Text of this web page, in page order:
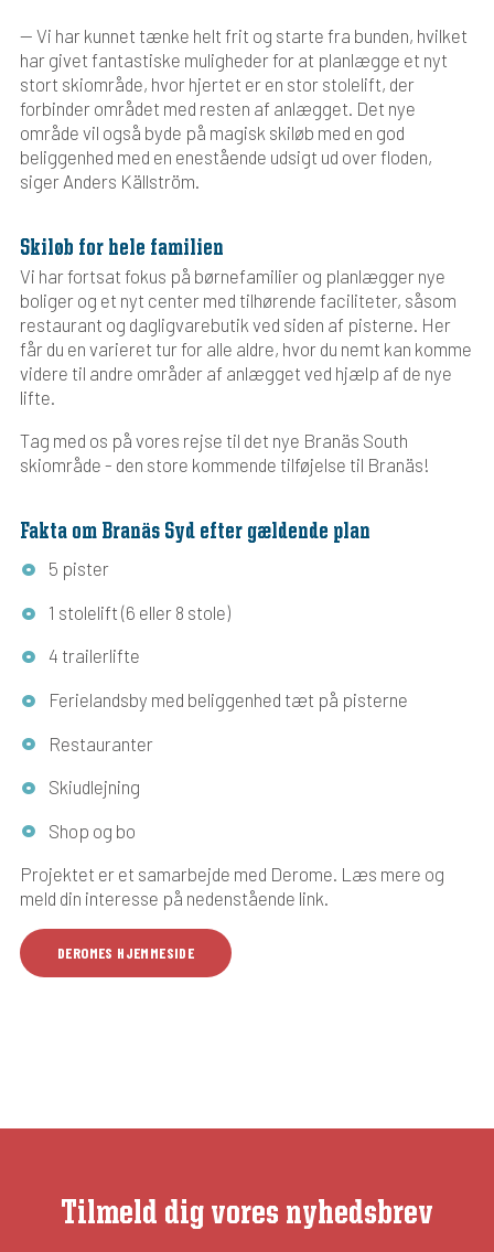
— Vi har kunnet tænke helt frit og starte fra bunden, hvilket
har givet fantastiske muligheder for at planlægge et nyt
stort skiområde, hvor hjertet er en stor stolelift, der
forbinder området med resten af anlægget. Det nye
område vil også byde på magisk skiløb med en god
beliggenhed med en enestående udsigt ud over floden,
siger Anders Källström.
Skiløb for hele familien
Vi har fortsat fokus på børnefamilier og planlægger nye
boliger og et nyt center med tilhørende faciliteter, såsom
restaurant og dagligvarebutik ved siden af pisterne. Her
får du en varieret tur for alle aldre, hvor du nemt kan komme
videre til andre områder af anlægget ved hjælp af de nye
lifte.
Tag med os på vores rejse til det nye Branäs South
skiområde - den store kommende tilføjelse til Branäs!
Fakta om Branäs Syd efter gældende plan
5 pister
1 stolelift (6 eller 8 stole)
4 trailerlifte
Ferielandsby med beliggenhed tæt på pisterne
Restauranter
Skiudlejning
Shop og bo
Projektet er et samarbejde med Derome. Læs mere og
meld din interesse på nedenstående link.
DEROMES HJEMMESIDE
Tilmeld dig vores nyhedsbrev